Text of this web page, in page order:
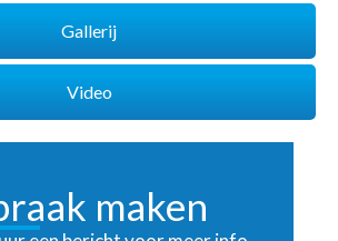
Gallerij
Video
maken